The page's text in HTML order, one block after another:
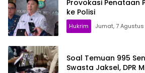
Provokasi Penataan
ke Polisi
Hukrim Jumat, 7
Soal Temuan 995
Swasta Jaksel, DPR